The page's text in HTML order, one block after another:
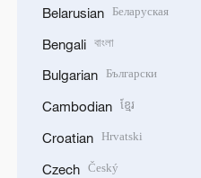
Belarusian Беларуская
Bengali বাংলা
Bulgarian Български
Cambodian ខ្មែរ
Croatian Hrvatski
Czech Český